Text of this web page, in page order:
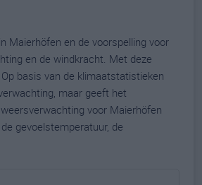
Maierhöfen en de voorspelling voor
en de windkracht. Met deze
basis van de klimaatstatistieken
maar geeft het
voor Maierhöfen
gevoelstemperatuur, de